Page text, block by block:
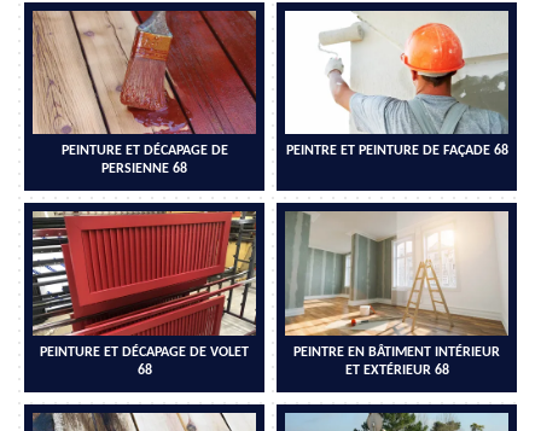
PEINTURE ET DÉCAPAGE DE
PERSIENNE 68
PEINTRE ET PEINTURE DE FAÇADE 68
PEINTURE ET DÉCAPAGE DE VOLET
68
PEINTRE EN BÂTIMENT INTÉRIEUR
ET EXTÉRIEUR 68